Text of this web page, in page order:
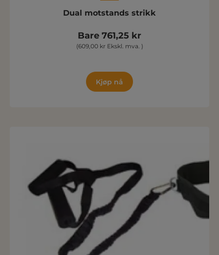
Dual motstands strikk
Bare 761,25 kr
(609,00 kr Ekskl. mva. )
Kjøp nå